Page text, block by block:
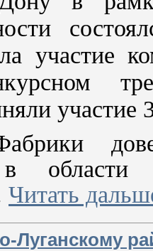
участие
участие
области
Читать
Луганскому